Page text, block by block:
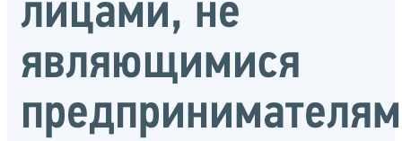
лицами, не
являющимися